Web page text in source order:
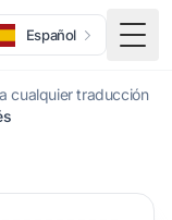
Español
cualquier traducción